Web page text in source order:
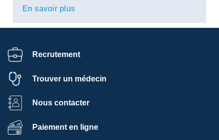
En savoir plus
Recrutement
Trouver un médecin
Nous contacter
Paiement en ligne